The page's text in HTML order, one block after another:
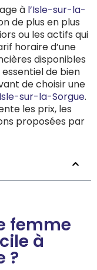
à l’Isle-sur-la-
de plus en plus
ou les actifs qui
horaire d’une
disponibles
de bien
de choisir une
sur-la-Sorgue.
les prix, les
proposées par
femme
à
?